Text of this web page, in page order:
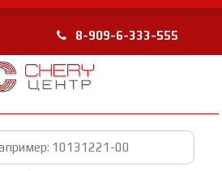
8-909-6-333-555